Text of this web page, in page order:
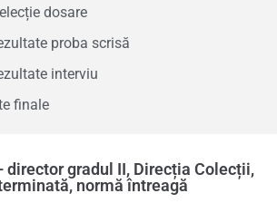
dosare
proba scrisă
interviu
finale
director gradul II, Direcția Colecții,
normă întreagă